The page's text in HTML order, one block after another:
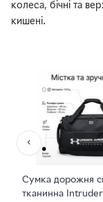
колеса, бічні та
кишені.
‹
Сумка дорожня
тканинна Intruder